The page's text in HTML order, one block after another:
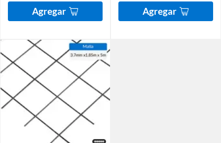
Agregar Agregar